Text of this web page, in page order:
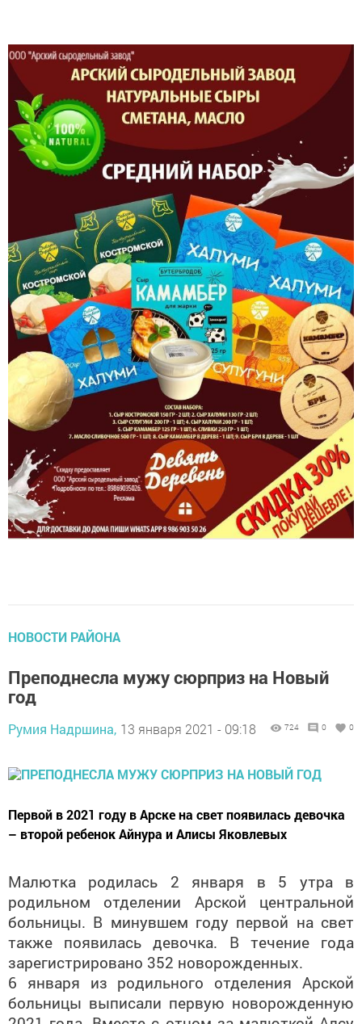
год
– второй ребенок Айнура и Алисы Яковлевых
родильном отделении Арской центральной
больницы. В минувшем году первой на свет
также появилась девочка. В течение года
зарегистрировано 352 новорожденных.
6 января из родильного отделения Арской
больницы выписали первую новорожденную
2021 года. Вместе с отцом за малюткой Алсу